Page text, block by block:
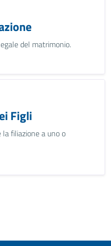
del matrimonio.
Figli
filiazione a uno o